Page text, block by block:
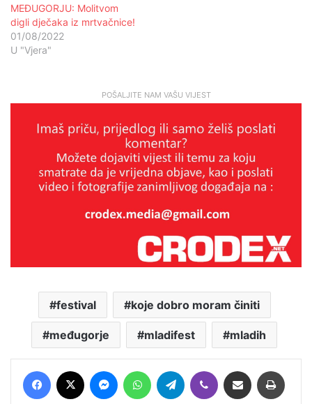
MEĐUGORJU: Molitvom
digli dječaka iz mrtvačnice!
01/08/2022
U "Vjera"
POŠALJITE NAM VAŠU VIJEST
festival koje dobro moram činiti
međugorje mladifest mladih
Facebook MessengerWhatsAppTelegram Viber Podijeli putem E-maila